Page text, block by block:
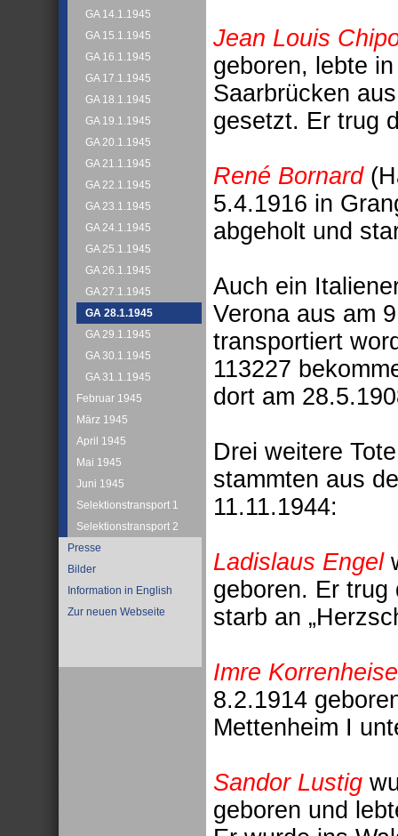
GA 14.1.1945
GA 15.1.1945
GA 16.1.1945
GA 17.1.1945
GA 18.1.1945
GA 19.1.1945
GA 20.1.1945
GA 21.1.1945
GA 22.1.1945
GA 23.1.1945
GA 24.1.1945
GA 25.1.1945
GA 26.1.1945
GA 27.1.1945
GA 28.1.1945
GA 29.1.1945
GA 30.1.1945
GA 31.1.1945
Februar 1945
März 1945
April 1945
Mai 1945
Juni 1945
Selektionstransport 1
Selektionstransport 2
Presse
Bilder
Information in English
Zur neuen Webseite
Jean Louis
geboren, lebte
Saarbrücken
gesetzt. Er trug
René Bornard
5.4.1916 in
abgeholt und
Auch ein
Verona aus am
transportiert
113227
dort am
Drei weitere
stammten aus
11.11.1944:
Ladislaus Engel
geboren. Er trug
starb an
Imre
8.2.1914
Mettenheim I
Sandor Lustig
geboren und